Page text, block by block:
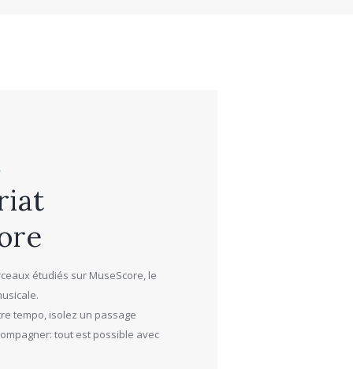
étudiés sur MuseScore, le
tempo, isolez un passage
tout est possible avec